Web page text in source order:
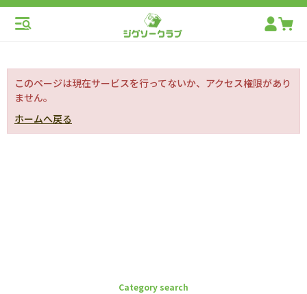
このページは現在サービスを行ってないか、アクセス権限があり
ません。
ホームへ戻る
Category search